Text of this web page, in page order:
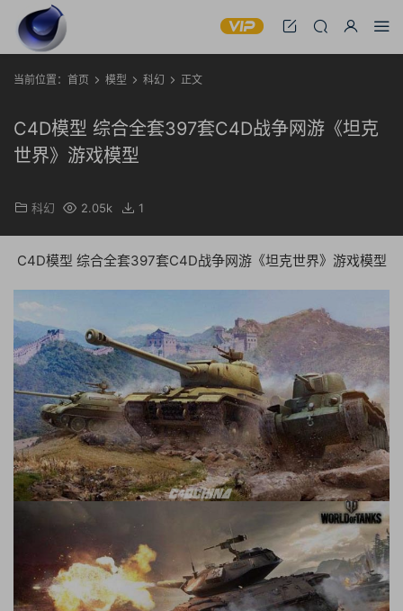
当前位置： 首页 模型 科幻 正文
C4D模型 综合全套397套C4D战争网游《坦克
世界》游戏模型
科幻 2.05k 1
C4D模型 综合全套397套C4D战争网游《坦克世界》游戏模型